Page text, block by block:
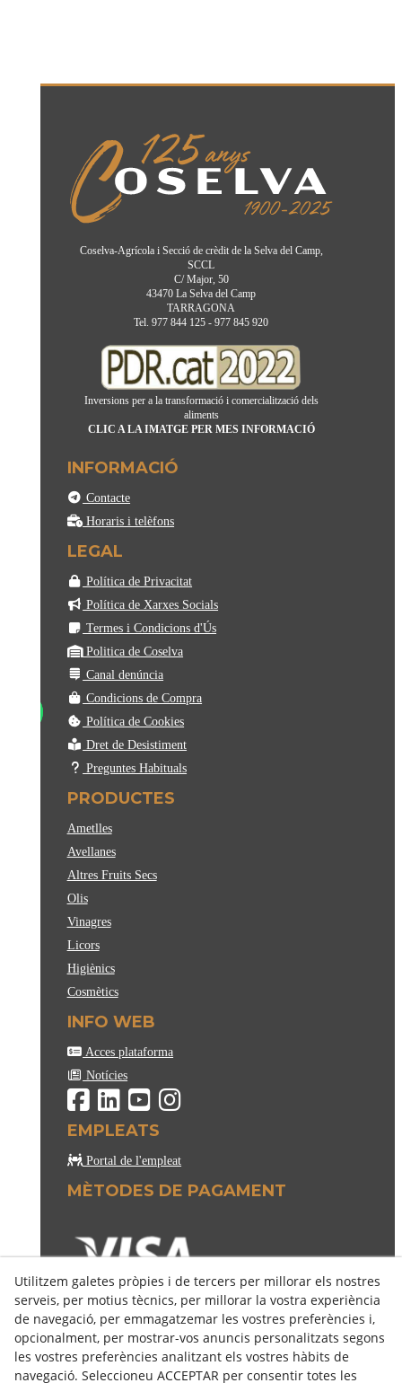
Coselva-Agrícola i Secció de crèdit de la Selva del Camp,
SCCL
C/ Major, 50
43470 La Selva del Camp
TARRAGONA
Tel. 977 844 125 - 977 845 920
Inversions per a la transformació i comercialització dels
aliments
CLIC A LA IMATGE PER MES INFORMACIÓ
INFORMACIÓ
Contacte
Horaris i telèfons
LEGAL
Política de Privacitat
Política de Xarxes Socials
Termes i Condicions d'Ús
Politica de Coselva
Canal denúncia
Condicions de Compra
Política de Cookies
Dret de Desistiment
Preguntes Habituals
PRODUCTES
Ametlles
Avellanes
Altres Fruits Secs
Olis
Vinagres
Licors
Higiènics
Cosmètics
INFO WEB
Acces plataforma
Notícies
EMPLEATS
Portal de l'empleat
MÈTODES DE PAGAMENT
Utilitzem galetes pròpies i de tercers per millorar els nostres
serveis, per motius tècnics, per millorar la vostra experiència
de navegació, per emmagatzemar les vostres preferències i,
opcionalment, per mostrar-vos anuncis personalitzats segons
les vostres preferències analitzant els vostres hàbits de
navegació. Seleccioneu ACCEPTAR per consentir totes les